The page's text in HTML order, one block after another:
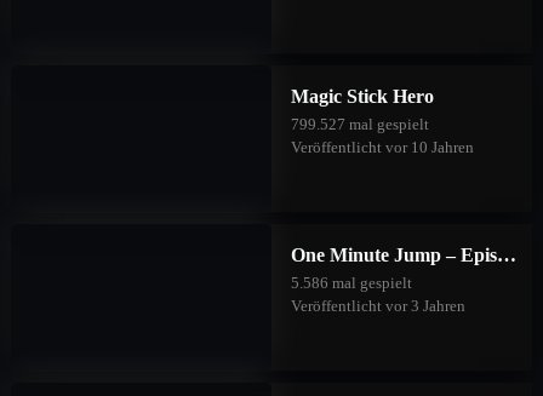
Magic Stick Hero
799.527 mal gespielt
Veröffentlicht vor 10 Jahren
One Minute Jump – Episode Three
5.586 mal gespielt
Veröffentlicht vor 3 Jahren